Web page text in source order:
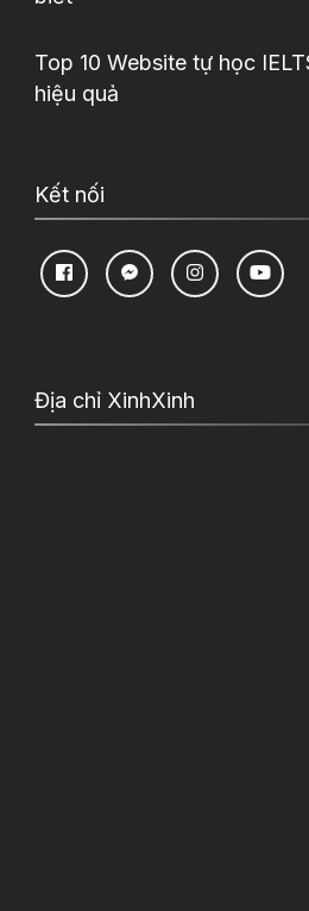
Top 10 Website tự học
hiệu quả
Kết nối
Địa chỉ XinhXinh